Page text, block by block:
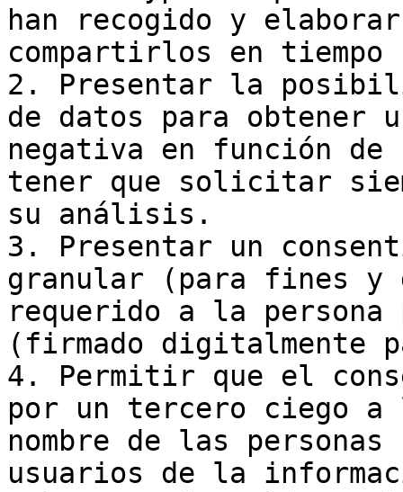
han recogido y
compartirlos en
2. Presentar la
de datos para obtener
negativa en función
tener que solicitar
su análisis.
3. Presentar un
granular (para fines y
requerido a la persona
(firmado digitalmente
4. Permitir que el
por un tercero ciego a
nombre de las
usuarios de la